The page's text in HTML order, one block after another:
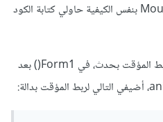
ثم حدث مغادرة المؤشر MouseLeave بنفس الكيفية حاولي كتابة الكود
بعد ذلك تنفيذ الرسوم المتحركة، بربط المؤقت بحدث، في Form1() بعد